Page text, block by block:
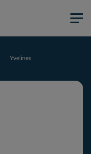
Yvelines